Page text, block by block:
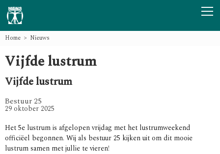
Home Nieuws
Vijfde lustrum
Vijfde lustrum
Bestuur 25
29 oktober 2025
Het 5e lustrum is afgelopen vrijdag met het lustrumweekend
officiëel begonnen. Wij als bestuur 25 kijken uit om dit mooie
lustrum samen met jullie te vieren!